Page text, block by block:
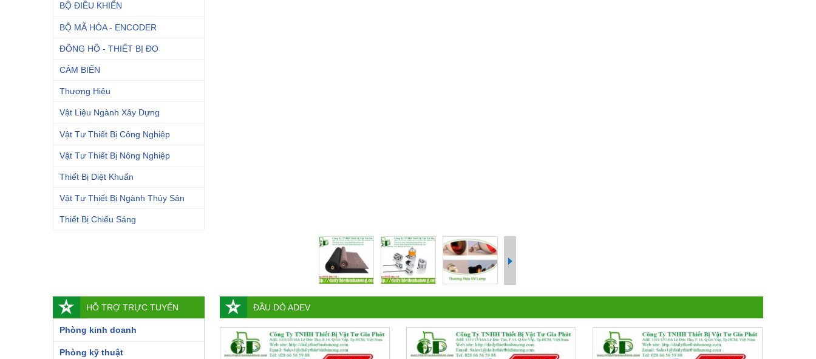
BỘ ĐIỀU KHIỂN
BỘ MÃ HÓA - ENCODER
ĐỒNG HỒ - THIẾT BỊ ĐO
CẢM BIẾN
Thương Hiệu
Vật Liệu Ngành Xây Dựng
Vật Tư Thiết Bị Công Nghiệp
Vật Tư Thiết Bị Nông Nghiệp
Thiết Bị Diệt Khuẩn
Vật Tư Thiết Bị Ngành Thủy Sản
Thiết Bị Chiếu Sáng
HỖ TRỢ TRỰC TUYẾN
Phòng kinh doanh
Phòng kỹ thuật
ĐẦU DÒ ADEV